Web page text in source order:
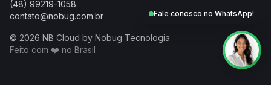
(48) 99219-1058
contato@nobug.com.br
© 2026 NB Cloud by Nobug Tecnologia
Feito com ❤️ no Brasil
NB Cloud by Nobug Tecnologia — Cloud computing,
Fale conosco no WhatsApp!